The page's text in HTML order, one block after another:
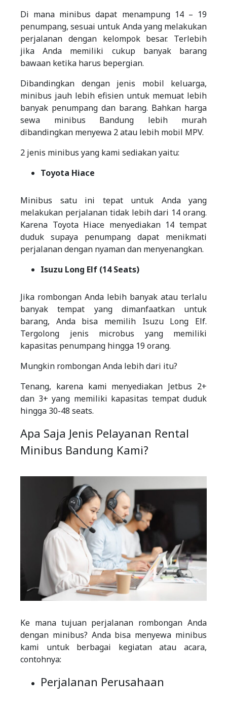
Di mana minibus dapat menampung 14 – 19
penumpang, sesuai untuk Anda yang melakukan
perjalanan dengan kelompok besar. Terlebih
jika Anda memiliki cukup banyak barang
bawaan ketika harus bepergian.
Dibandingkan dengan jenis mobil keluarga,
minibus jauh lebih efisien untuk memuat lebih
banyak penumpang dan barang. Bahkan harga
sewa minibus Bandung lebih murah
dibandingkan menyewa 2 atau lebih mobil MPV.
2 jenis minibus yang kami sediakan yaitu:
Toyota Hiace
Minibus satu ini tepat untuk Anda yang
melakukan perjalanan tidak lebih dari 14 orang.
Karena Toyota Hiace menyediakan 14 tempat
duduk supaya penumpang dapat menikmati
perjalanan dengan nyaman dan menyenangkan.
Isuzu Long Elf (14 Seats)
Jika rombongan Anda lebih banyak atau terlalu
banyak tempat yang dimanfaatkan untuk
barang, Anda bisa memilih Isuzu Long Elf.
Tergolong jenis microbus yang memiliki
kapasitas penumpang hingga 19 orang.
Mungkin rombongan Anda lebih dari itu?
Tenang, karena kami menyediakan Jetbus 2+
dan 3+ yang memiliki kapasitas tempat duduk
hingga 30-48 seats.
Apa Saja Jenis Pelayanan Rental
Minibus Bandung Kami?
Ke mana tujuan perjalanan rombongan Anda
dengan minibus? Anda bisa menyewa minibus
kami untuk berbagai kegiatan atau acara,
contohnya:
Perjalanan Perusahaan